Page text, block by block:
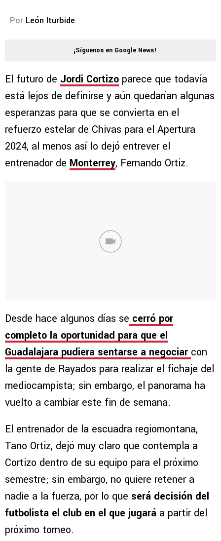
Por León Iturbide
¡Síguenos en Google News!
El futuro de Jordi Cortizo parece que todavía
está lejos de definirse y aún quedarían algunas
esperanzas para que se convierta en el
refuerzo estelar de Chivas para el Apertura
2024, al menos así lo dejó entrever el
entrenador de Monterrey, Fernando Ortiz.
Desde hace algunos días se cerró por
completo la oportunidad para que el
Guadalajara pudiera sentarse a negociar con
la gente de Rayados para realizar el fichaje del
mediocampista; sin embargo, el panorama ha
vuelto a cambiar este fin de semana.
El entrenador de la escuadra regiomontana,
Tano Ortiz, dejó muy claro que contempla a
Cortizo dentro de su equipo para el próximo
semestre; sin embargo, no quiere retener a
nadie a la fuerza, por lo que será decisión del
futbolista el club en el que jugará a partir del
próximo torneo.